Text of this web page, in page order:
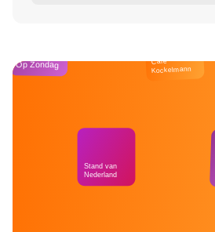
Op Zondag
Stand van
Nederland
Café
Kockelmann